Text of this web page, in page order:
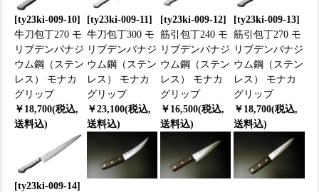
[ty23ki-009-10]
牛刀包丁270 モ
リブデンバナジ
ウム鋼（ステン
レス） モナカ
グリップ
￥18,700(税込,
送料込)
[ty23ki-009-11]
牛刀包丁300 モ
リブデンバナジ
ウム鋼（ステン
レス） モナカ
グリップ
￥23,100(税込,
送料込)
[ty23ki-009-12]
筋引包丁240 モ
リブデンバナジ
ウム鋼（ステン
レス） モナカ
グリップ
￥16,500(税込,
送料込)
[ty23ki-009-13]
筋引包丁270 モ
リブデンバナジ
ウム鋼（ステン
レス） モナカ
グリップ
￥18,700(税込,
送料込)
[ty23ki-009-14]